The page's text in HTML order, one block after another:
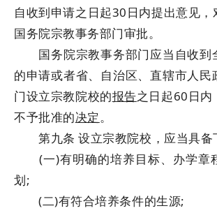
自收到申请之日起30日内提出意见，
国务院宗教事务部门审批。
国务院宗教事务部门应当自收到
的申请或者省、自治区、直辖市人民
门设立宗教院校的报告之日起60日内
不予批准的决定。
第九条 设立宗教院校，应当具备
(一)有明确的培养目标、办学章
划;
(二)有符合培养条件的生源;